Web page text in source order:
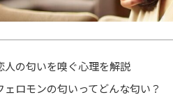
人の匂いを嗅ぐ心理を解説
ェロモンの匂いってどんな匂い？